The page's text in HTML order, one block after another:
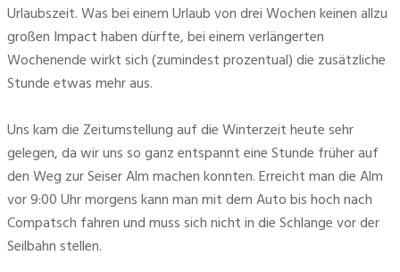
Urlaubszeit. Was bei einem Urlaub von drei Wochen keinen allzu
großen Impact haben dürfte, bei einem verlängerten
Wochenende wirkt sich (zumindest prozentual) die zusätzliche
Stunde etwas mehr aus.
Uns kam die Zeitumstellung auf die Winterzeit heute sehr
gelegen, da wir uns so ganz entspannt eine Stunde früher auf
den Weg zur Seiser Alm machen konnten. Erreicht man die Alm
vor 9:00 Uhr morgens kann man mit dem Auto bis hoch nach
Compatsch fahren und muss sich nicht in die Schlange vor der
Seilbahn stellen.